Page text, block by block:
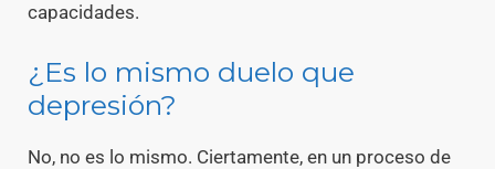
capacidades.
¿Es lo mismo duelo que
depresión?
No, no es lo mismo. Ciertamente, en un proceso de